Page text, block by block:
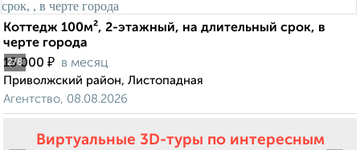
2/8
Коттедж 100м², 2-этажный, на длительный срок, в
черте города
15 000 ₽ в месяц
Приволжский район, Листопадная
Агентство, 08.08.2026
Виртуальные 3D-туры по интересным